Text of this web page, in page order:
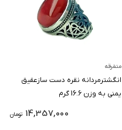
متفرقه
انگشترمردانه نقره دست سازعقیق
یمنی به وزن 16.6 گرم
تومان 14,357,000